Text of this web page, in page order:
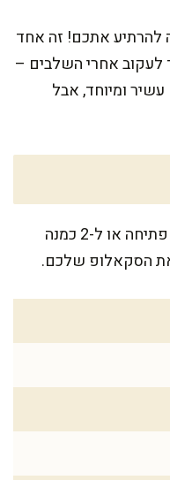
להרתיע אתכם! זה אחד
לעקוב אחרי השלבים –
ומיוחד, אבל
המתכון מספיק ל-4 סועדים כסלט פתיחה או ל-2 כמנה
הסקאלופ שלכם.